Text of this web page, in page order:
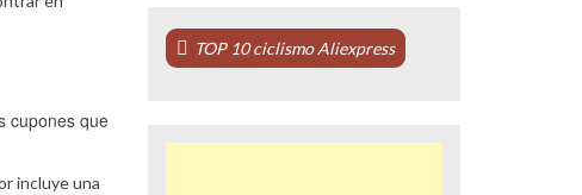
cupones que
incluye una
TOP 10 ciclismo Aliexpress